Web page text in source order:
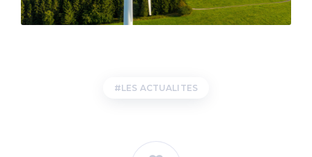
LES ACTUALITES